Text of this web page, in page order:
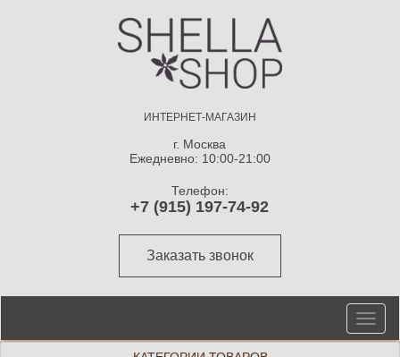
ИНТЕРНЕТ-МАГАЗИН
г. Москва
Ежедневно: 10:00-21:00
Телефон:
+7 (915) 197-74-92
Заказать звонок